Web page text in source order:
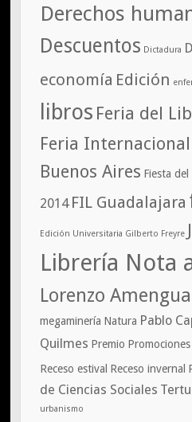
Derechos
Descuentos Dictadura
economía Edición
libros Feria del
Feria
Buenos Aires Fiesta
2014 FIL Guadalajara
Edición Universitaria Gilberto Freyre
Librería Nota
Lorenzo
megaminería Natura Pablo
Quilmes Premio Promociones
Receso estival Receso invernal
de Ciencias Sociales
urbanismo